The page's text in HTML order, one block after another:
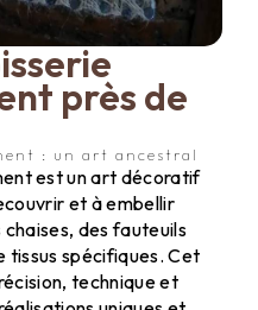
près de
: un art ancestral
est un art décoratif
et à embellir
des fauteuils
tissus spécifiques. Cet
technique et